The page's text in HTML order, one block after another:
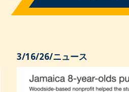
3/16/26/ニュース